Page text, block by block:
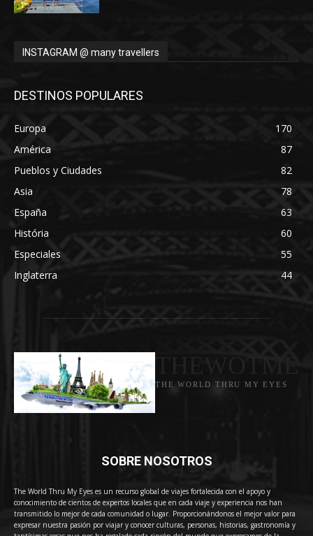
INSTAGRAM @ many travellers
DESTINOS POPULARES
Europa
170
América
87
Pueblos y Ciudades
82
Asia
78
España
63
História
60
Especiales
55
Inglaterra
44
THE WORLD THRU MY EYES
SOBRE NOSOTROS
The World Thru My Eyes es un recurso global de viajes fortalecida con el apoyo y
conocimiento de cientos de expertos locales que en cada viaje y experiencia nos han
transmitido lo mejor de cada comunidad o lugar. Proporcionándonos el mejor valor para
expresar nuestra pasión por viajar y conocer culturas, personas, historias, gastronomía y